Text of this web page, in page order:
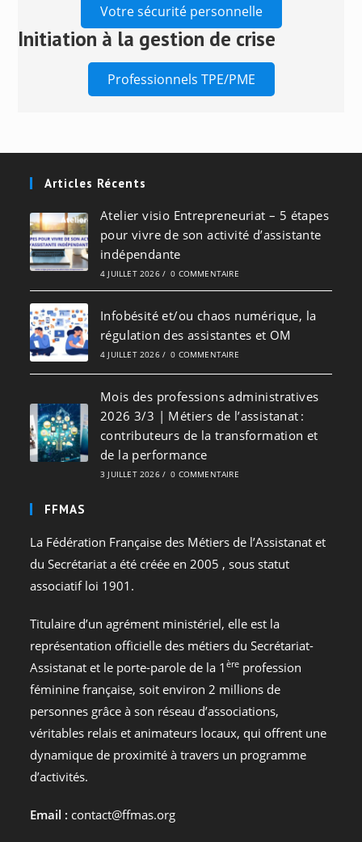
Votre sécurité personnelle
Initiation à la gestion de crise
Professionnels TPE/PME
Articles Récents
Atelier visio Entrepreneuriat – 5 étapes
pour vivre de son activité d’assistante
indépendante
4 JUILLET 2026 / 0 COMMENTAIRE
Infobésité et/ou chaos numérique, la
régulation des assistantes et OM
4 JUILLET 2026 / 0 COMMENTAIRE
Mois des professions administratives
2026 3/3 | Métiers de l’assistanat :
contributeurs de la transformation et
de la performance
3 JUILLET 2026 / 0 COMMENTAIRE
FFMAS
La Fédération Française des Métiers de l’Assistanat et
du Secrétariat a été créée en 2005 , sous statut
associatif loi 1901.
Titulaire d’un agrément ministériel, elle est la
représentation officielle des métiers du Secrétariat-
Assistanat et le porte-parole de la 1ère profession
féminine française, soit environ 2 millions de
personnes grâce à son réseau d’associations,
véritables relais et animateurs locaux, qui offrent une
dynamique de proximité à travers un programme
d’activités.
Email : contact@ffmas.org